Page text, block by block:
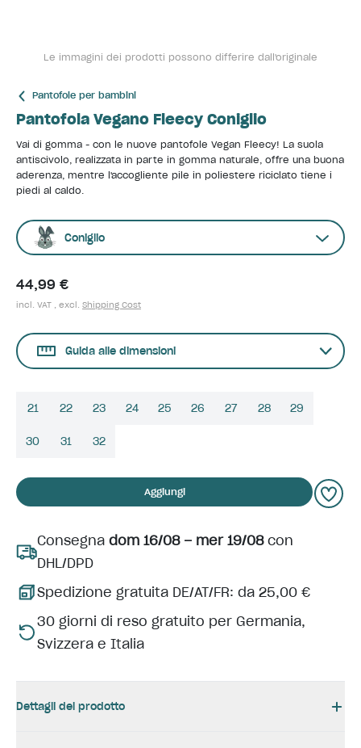
Le immagini dei prodotti possono differire dall'originale
Pantofole per bambini
Pantofola Vegano Fleecy Coniglio
Vai di gomma - con le nuove pantofole Vegan Fleecy! La suola
antiscivolo, realizzata in parte in gomma naturale, offre una buona
aderenza, mentre l'accogliente pile in poliestere riciclato tiene i
piedi al caldo.
Coniglio
44,99 €
incl. VAT , excl. Shipping Cost
Guida alle dimensioni
21 22 23 24 25 26 27 28 29
30 31 32
Aggiungi
Consegna dom 16/08 – mer 19/08con
DHL/DPD
Spedizione gratuita DE/AT/FR: da 25,00 €
30 giorni di reso gratuito per Germania,
Svizzera e Italia
Dettagli del prodotto